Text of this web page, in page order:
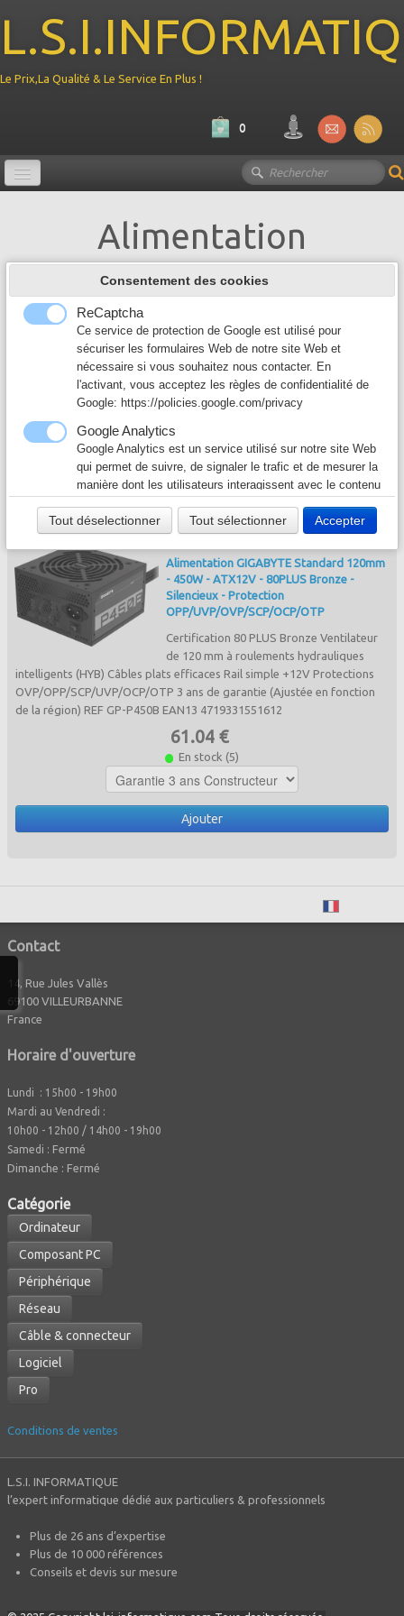
Le Prix,La Qualité & Le Service En Plus !
0
▼
Périphérique▼
Câble & Connecteur
Logiciel & Papier▼
Alimentation
Gold. Ventilateur 120 mm silencieux Un
cable 5.1 12V-2x6 600 W et 3 connecteurs
PCIe 6+2 Garantie 10 ans Constructeur
REF BP002EU EAN13 4260052191170
149.99 €
Ajouter
Alimentation GIGABYTE Standard 120mm
- 450W - ATX12V - 80PLUS Bronze -
Silencieux - Protection
OPP/UVP/OVP/SCP/OCP/OTP
Certification 80 PLUS Bronze Ventilateur
de 120 mm à roulements hydrauliques
intelligents (HYB) Câbles plats efficaces Rail simple +12V Protections
OVP/OPP/SCP/UVP/OCP/OTP 3 ans de garantie (Ajustée en fonction
de la région) REF GP-P450B EAN13 4719331551612
61.04 €
En stock (5)
Ajouter
Contact
14, Rue Jules Vallès
69100 VILLEURBANNE
France
Horaire d'ouverture
Lundi : 15h00 - 19h00
Mardi au Vendredi :
10h00 - 12h00 / 14h00 - 19h00
Samedi : Fermé
Dimanche : Fermé
Catégorie
Ordinateur
Composant PC
Périphérique
Réseau
Câble & connecteur
Logiciel
Pro
Conditions de ventes
L.S.I. INFORMATIQUE
l’expert informatique dédié aux particuliers & professionnels
Plus de 26 ans d’expertise
Plus de 10 000 références
Conseils et devis sur mesure
Consentement des cookies
ReCaptcha
Ce service de protection de Google est utilisé pour
sécuriser les formulaires Web de notre site Web et
nécessaire si vous souhaitez nous contacter. En
l'activant, vous acceptez les règles de confidentialité de
Google: https://policies.google.com/privacy
Google Analytics
Google Analytics est un service utilisé sur notre site Web
qui permet de suivre, de signaler le trafic et de mesurer la
manière dont les utilisateurs interagissent avec le contenu
meilleurs services.
Google Ad
Notre site Web utilise Google Ads pour afficher du
contenu publicitaire. En l'activant, vous acceptez les
règles de confidentialité de Google:
https://policies.google.com/technologies/ads?hl=fr
Tout déselectionner Tout sélectionner Accepter